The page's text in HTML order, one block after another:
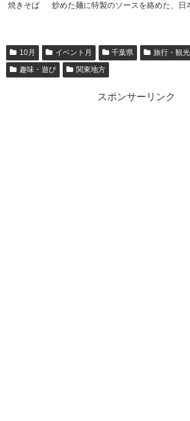
焼きそば
炒めた麺に特製のソースを絡めた、日
10月 イベント月 千葉県 旅行・観光
趣味・遊び
関東地方
スポンサーリンク